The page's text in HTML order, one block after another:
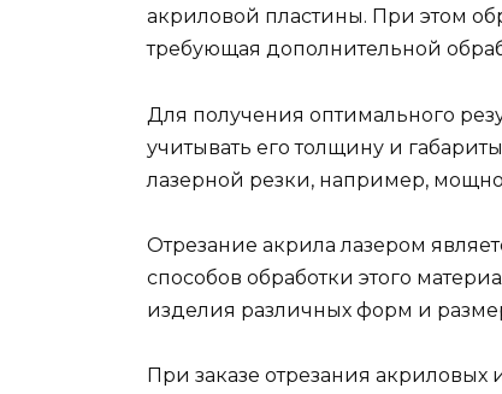
акриловой пластины. При этом
требующая дополнительной
Для получения оптимального
учитывать его толщину и
лазерной резки, например,
Отрезание акрила лазером
способов обработки этого
изделия различных форм и
При заказе отрезания